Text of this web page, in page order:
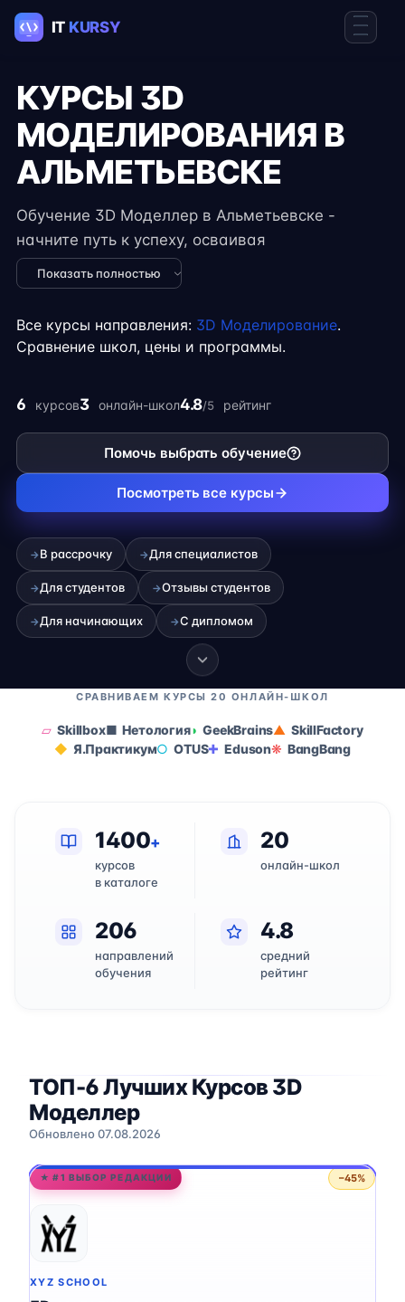
КУРСЫ 3D
МОДЕЛИРОВАНИЯ В
АЛЬМЕТЬЕВСКЕ
Обучение 3D Моделлер в Альметьевске -
начните путь к успеху, осваивая
востребованные навыки в IT. Курсы подходят
для новичков и специалистов с опытом,
проекты и консультации экспертов. Гибкий
карьеры на фрилансе.
Показать полностью
Все курсы направления: 3D Моделирование.
Сравнение школ, цены и программы.
6 курсов3 онлайн-школ4.8/5 рейтинг
Помочь выбрать обучение
Посмотреть все курсы
→В рассрочку →Для специалистов
→Для студентов →Отзывы студентов
→Для начинающих →С дипломом
СРАВНИВАЕМ КУРСЫ 20 ОНЛАЙН-ШКОЛ
Skillbox Нетология GeekBrains
SkillFactory
Я.Практикум
OTUS Eduson BangBang
1400+
курсов
в каталоге
20
онлайн-школ
206
направлений
обучения
4.8
средний
рейтинг
ТОП-6 Лучших Курсов 3D
Моделлер
Обновлено 07.08.2026
★ #1 ВЫБОР РЕДАКЦИИ −45%
XYZ SCHOOL